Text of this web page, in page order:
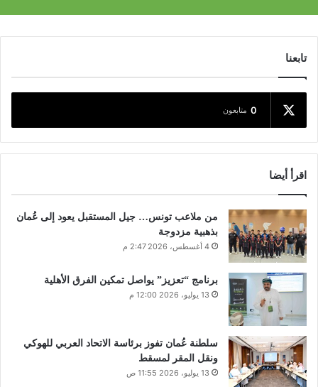
تابعنا
0 متابعون
اقرأ أيضا
من ملاعب تونس… جيل المستقبل يعود إلى عُمان
بذهبية مزدوجة
4 أغسطس، 2026 2:47 م
برنامج “تعزيز” يواصل تمكين الفرق الأهلية
13 يوليو، 2026 12:00 م
سلطنة عُمان تفوز برئاسة الاتحاد العربي للهوكي
ونقل المقر لمسقط
13 يوليو، 2026 11:55 ص